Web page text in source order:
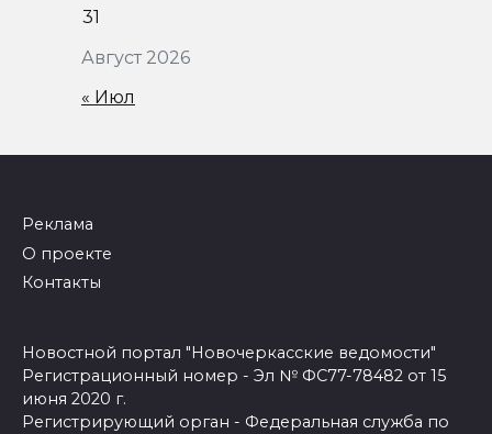
Август 2026
31
« Июл
Реклама
О проекте
Контакты
Новостной портал "Новочеркасские ведомости"
Регистрационный номер - Эл № ФС77-78482 от 15
июня 2020 г.
Регистрирующий орган - Федеральная служба по